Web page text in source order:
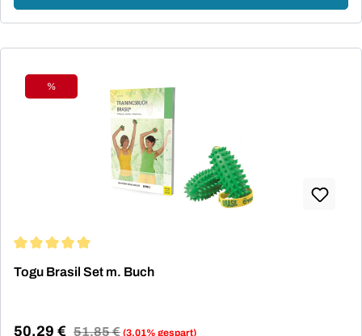
Rabatt
%
Togu Brasil Set m. Buch
50,29 € Regulärer Preis:
51,85 € (3.01% gespart)